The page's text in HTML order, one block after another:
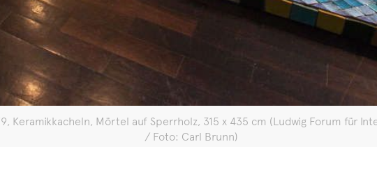
Keramikkacheln, Mörtel auf Sperrholz, 315 x 435 cm (Ludwig Forum für
/ Foto: Carl Brunn)